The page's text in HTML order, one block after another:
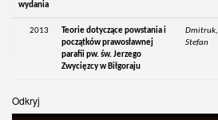
wydania
2013
Teorie dotyczące powstania i
początków prawosławnej
parafii pw. św. Jerzego
Zwycięzcy w Biłgoraju
Dmitruk,
Stefan
Odkryj